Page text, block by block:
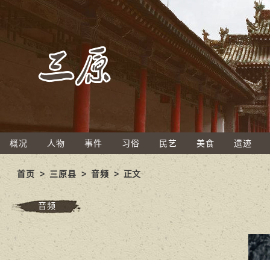
概况 人物 事件 习俗 民艺 美食 遗迹
首页 >三原县 > 音频 > 正文
音频